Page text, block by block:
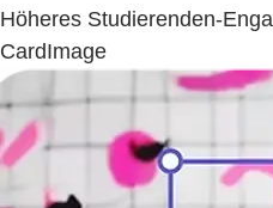
Höheres Studierenden-
CardImage